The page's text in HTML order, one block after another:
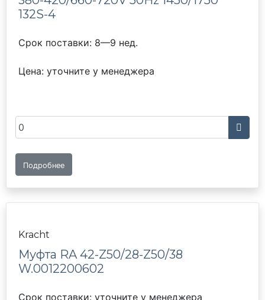
132S-4
Срок поставки: 8—9 нед.
Цена: уточните у менеджера
Подробнее
Kracht
Муфта RA 42-Z50/28-Z50/38
W.0012200602
Срок поставки: уточните у менеджера